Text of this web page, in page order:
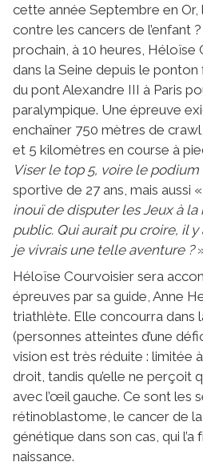
cette année Septembre en
contre les cancers de l’enfant
prochain, à 10 heures,
dans la Seine depuis le
du pont Alexandre III à Paris
paralympique. Une épreuve
enchaîner 750 mètres de
et 5 kilomètres en course à
Viser le top 5, voire le podium
sportive de 27 ans, mais aussi «
inouï de disputer les Jeux à
public. Qui aurait pu croire, il
je vivrais une telle aventure ?
Héloïse Courvoisier sera
épreuves par sa guide, Anne
triathlète. Elle concourra dans
(personnes atteintes d’une
vision est très réduite : limitée
droit, tandis qu’elle ne perçoit
avec l’œil gauche. Ce sont les
rétinoblastome, le cancer de la
génétique dans son cas, qui l’a
naissance.